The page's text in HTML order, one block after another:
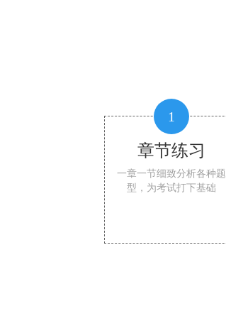
1
章节练习
一章一节细致分析各种题
型，为考试打下基础